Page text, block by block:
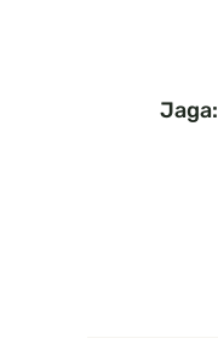
Jaga: